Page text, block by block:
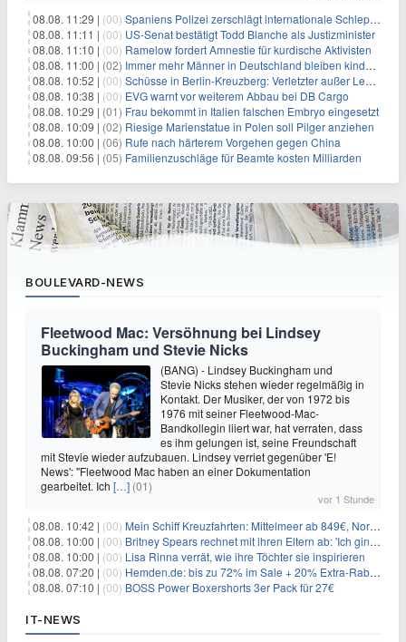
08.08. 11:29 | (00) Spaniens Polizei zerschlägt internationale Schlepperbande
08.08. 11:11 | (00) US-Senat bestätigt Todd Blanche als Justizminister
08.08. 11:10 | (00) Ramelow fordert Amnestie für kurdische Aktivisten
08.08. 11:00 | (02) Immer mehr Männer in Deutschland bleiben kinderlos
08.08. 10:52 | (00) Schüsse in Berlin-Kreuzberg: Verletzter außer Lebensgefahr
08.08. 10:38 | (00) EVG warnt vor weiterem Abbau bei DB Cargo
08.08. 10:29 | (01) Frau bekommt in Italien falschen Embryo eingesetzt
08.08. 10:09 | (02) Riesige Marienstatue in Polen soll Pilger anziehen
08.08. 10:00 | (06) Rufe nach härterem Vorgehen gegen China
08.08. 09:56 | (05) Familienzuschläge für Beamte kosten Milliarden
BOULEVARD-NEWS
Fleetwood Mac: Versöhnung bei Lindsey
Buckingham und Stevie Nicks
(BANG) - Lindsey Buckingham und
Stevie Nicks stehen wieder regelmäßig in
Kontakt. Der Musiker, der von 1972 bis
1976 mit seiner Fleetwood-Mac-
Bandkollegin liiert war, hat verraten, dass
es ihm gelungen ist, seine Freundschaft
mit Stevie wieder aufzubauen. Lindsey verriet gegenüber 'E!
News': "Fleetwood Mac haben an einer Dokumentation
gearbeitet. Ich […] (01)
vor 1 Stunde
08.08. 10:42 | (00) Mein Schiff Kreuzfahrten: Mittelmeer ab 849€, Norwegen ab 999€ p.P.
08.08. 10:00 | (00) Britney Spears rechnet mit ihren Eltern ab: 'Ich ging zwei Monate lang auf die Knie und weinte'
08.08. 10:00 | (00) Lisa Rinna verrät, wie ihre Töchter sie inspirieren
08.08. 07:20 | (00) Hemden.de: bis zu 72% im Sale + 20% Extra-Rabatt dank Gutschein
08.08. 07:10 | (00) BOSS Power Boxershorts 3er Pack für 27€
IT-NEWS